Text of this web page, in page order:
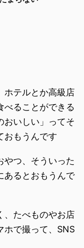
ホテルとか高級店
べることができる
おいしい」ってそ
もうんです
あるとおもうんで
、たべものやお店
ホで撮って、SNS